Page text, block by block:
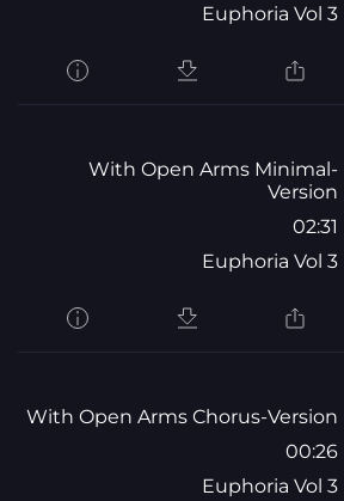
Euphoria Vol 3
With Open Arms Minimal-
Version
02:31
Euphoria Vol 3
With Open Arms Chorus-Version
00:26
Euphoria Vol 3